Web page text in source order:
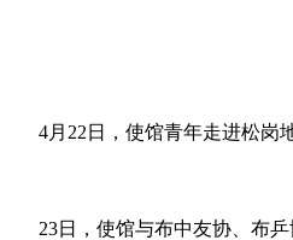
4月22日，使馆青年走进松岗
23日，使馆与布中友协、布